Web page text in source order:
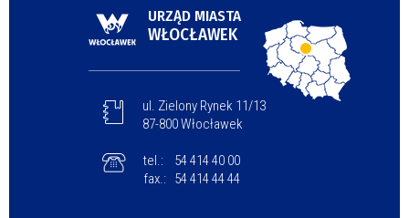
URZĄD MIASTA
WŁOCŁAWEK
ul. Zielony Rynek 11/13
87-800 Włocławek
tel.:
54 414 40 00
fax.:
54 414 44 44